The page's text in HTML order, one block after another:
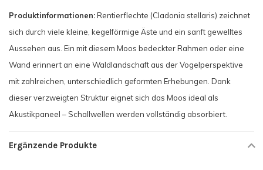
Produktinformationen:Rentierflechte (Cladonia stellaris) zeichnet
sich durch viele kleine, kegelförmige Äste und ein sanft gewelltes
Aussehen aus. Ein mit diesem Moos bedeckter Rahmen oder eine
Wand erinnert an eine Waldlandschaft aus der Vogelperspektive
mit zahlreichen, unterschiedlich geformten Erhebungen. Dank
dieser verzweigten Struktur eignet sich das Moos ideal als
Akustikpaneel – Schallwellen werden vollständig absorbiert.
Ergänzende Produkte